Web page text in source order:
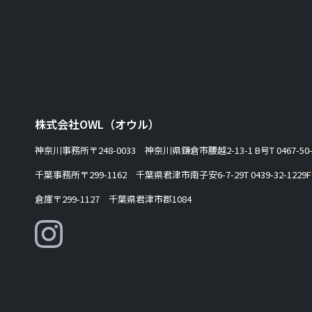
株式会社OWL（オウル）
神奈川事務所〒248-0033 神奈川県鎌倉市腰越2-13-1 B号T 0467-
千葉事務所〒299-1162 千葉県君津市南子安6-7-29T 0439-32-1229
倉庫〒299-1127 千葉県君津市郡1084